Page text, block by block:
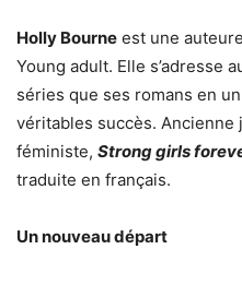
Holly Bourne est une
Young adult. Elle s’adresse
séries que ses romans en
véritables succès. Ancienne
féministe, Strong girls
traduite en français.
Un nouveau départ